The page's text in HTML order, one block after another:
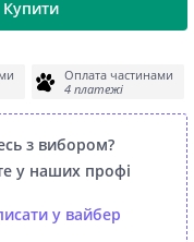
Купити
Оплата частинами
4 платежі
з вибором?
у наших профі
у вайбер